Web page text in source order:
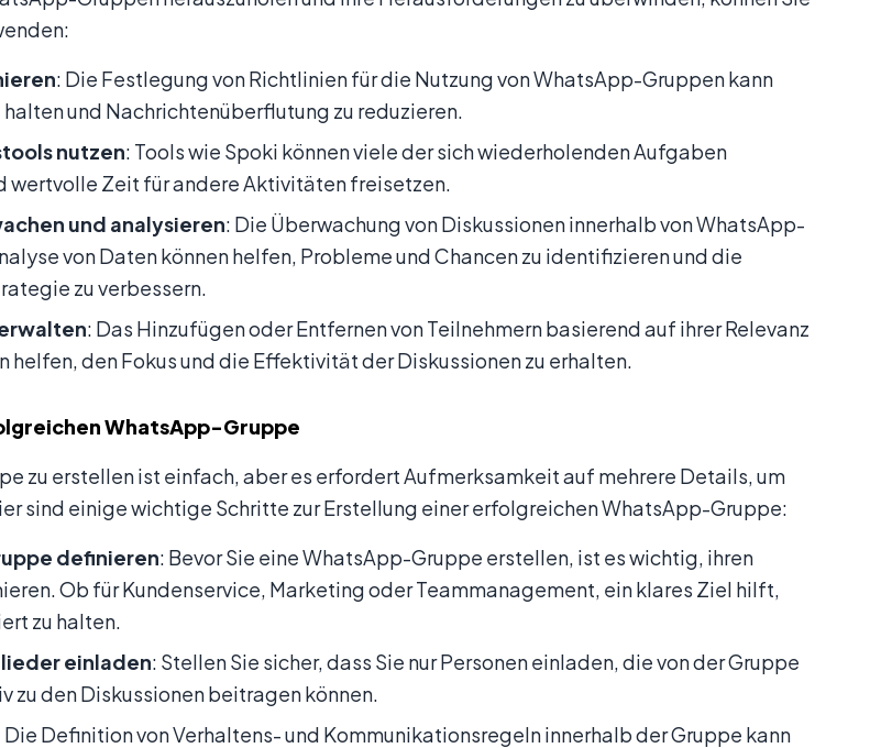
: Die Festlegung von Richtlinien für die Nutzung von WhatsApp-Gruppen kann
halten und Nachrichtenüberflutung zu reduzieren.
nutzen: Tools wie Spoki können viele der sich wiederholenden Aufgaben
wertvolle Zeit für andere Aktivitäten freisetzen.
und analysieren: Die Überwachung von Diskussionen innerhalb von WhatsApp-
von Daten können helfen, Probleme und Chancen zu identifizieren und die
zu verbessern.
: Das Hinzufügen oder Entfernen von Teilnehmern basierend auf ihrer Relevanz
helfen, den Fokus und die Effektivität der Diskussionen zu erhalten.
WhatsApp-Gruppe
zu erstellen ist einfach, aber es erfordert Aufmerksamkeit auf mehrere Details, um
sind einige wichtige Schritte zur Erstellung einer erfolgreichen WhatsApp-Gruppe:
definieren: Bevor Sie eine WhatsApp-Gruppe erstellen, ist es wichtig, ihren
Ob für Kundenservice, Marketing oder Teammanagement, ein klares Ziel hilft,
zu halten.
einladen: Stellen Sie sicher, dass Sie nur Personen einladen, die von der Gruppe
zu den Diskussionen beitragen können.
Die Definition von Verhaltens- und Kommunikationsregeln innerhalb der Gruppe kann